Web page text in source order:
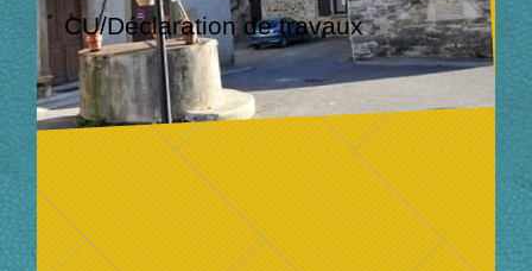
CU/Déclaration de travaux